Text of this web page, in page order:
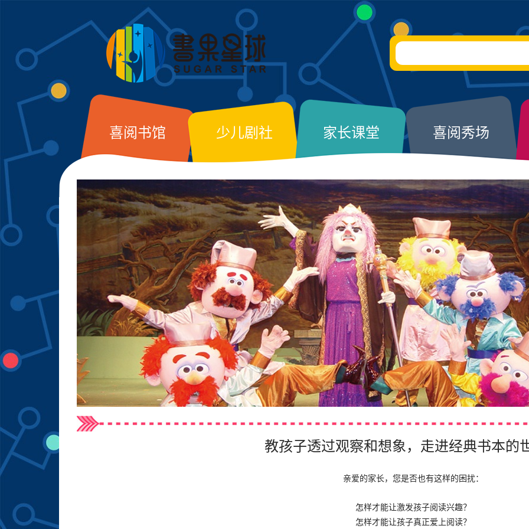
喜阅书馆 少儿剧社 家长课堂 喜阅秀场
教孩子透过观察和想象，走进经典书本的
亲爱的家长，您是否也有这样的困扰：
怎样才能让激发孩子阅读兴趣？
怎样才能让孩子真正爱上阅读？